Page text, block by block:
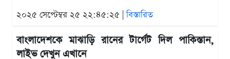
২০২৫ সেপ্টেম্বর ২৫ ২২:৪৫:২৫ |বিস্তারিত
বাংলাদেশকে মাঝাড়ি রানের টার্গেট দিল পাকিস্তান,
লাইভ দেখুন এখানে